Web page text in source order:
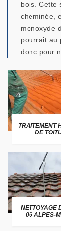
bois. Cette
cheminée,
monoxyde
pourrait au
donc pour
TRAITEMENT
DE
NETTOYAGE
06 ALPES-